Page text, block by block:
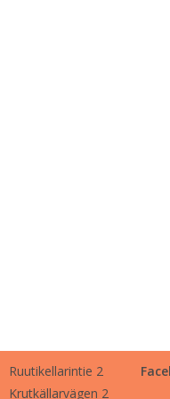
Ruutikellarintie 2
Krutkällarvägen 2